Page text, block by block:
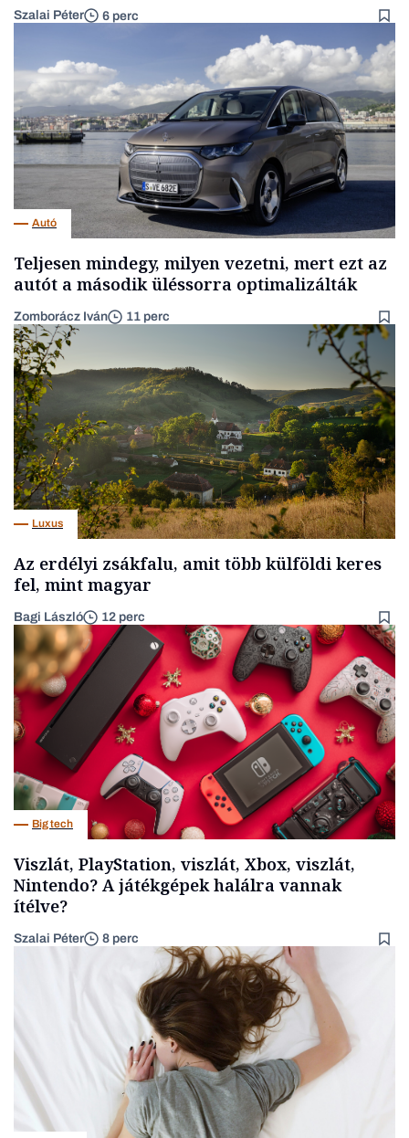
Szalai Péter 6 perc
Autó
Teljesen mindegy, milyen vezetni, mert ezt az
autót a második üléssorra optimalizálták
Zomborácz Iván 11 perc
Luxus
Az erdélyi zsákfalu, amit több külföldi keres
fel, mint magyar
Bagi László 12 perc
Big tech
Viszlát, PlayStation, viszlát, Xbox, viszlát,
Nintendo? A játékgépek halálra vannak
ítélve?
Szalai Péter 8 perc